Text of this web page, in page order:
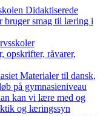
Didaktiserede
bruger smag til læring i
opskrifter, råvarer,
Materialer til dansk,
på gymnasieniveau
kan vi lære med og
og læringssyn